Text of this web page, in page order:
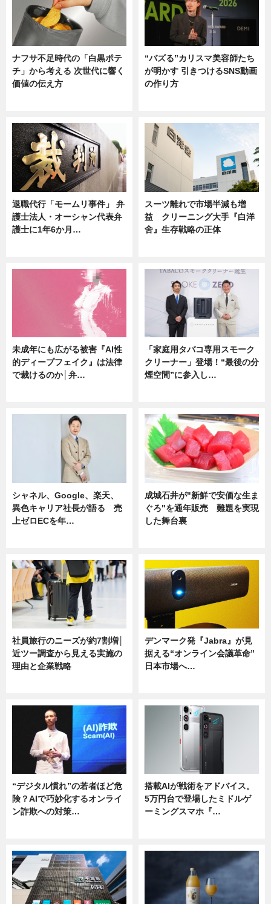
ナフサ不足時代の「白黒ポテ
チ」から考える 次世代に響く
価値の伝え方
“バズる”カリスマ美容師たち
が明かす 引きつけるSNS動画
の作り方
退職代行「モームリ事件」 弁
護士法人・オーシャン代表弁
護士に1年6か月…
スーツ離れで市場半減も増
益 クリーニング大手『白洋
舍』生存戦略の正体
未成年にも広がる被害『AI性
的ディープフェイク』は法律
で裁けるのか│弁…
「家庭用タバコ専用スモーク
クリーナー」登場！“最後の分
煙空間”に参入し…
シャネル、Google、楽天、
異色キャリア社長が語る 売
上ゼロECを年…
成城石井が"新鮮で安価な生ま
ぐろ"を通年販売 難題を実現
した舞台裏
社員旅行のニーズが約7割増│
近ツー調査から見える実施の
理由と企業戦略
デンマーク発『Jabra』が見
据える“オンライン会議革命”
日本市場へ…
“デジタル慣れ”の若者ほど危
険？AIで巧妙化するオンライ
ン詐欺への対策…
搭載AIが戦術をアドバイス。
5万円台で登場したミドルゲ
ーミングスマホ『…